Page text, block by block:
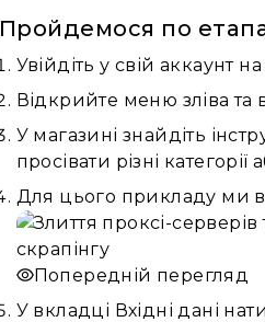
Пройдемося по
Увійдіть у свій аккаунт
Відкрийте меню зліва та
У магазині знайдіть
просівати різні
Для цього прикладу ми
Попередній перегляд
У вкладці Вхідні дані